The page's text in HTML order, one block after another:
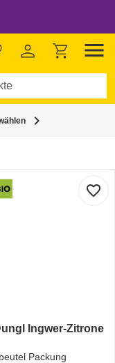
menu
chevron_right
favorite_border
Ingwer-Zitrone
Packung